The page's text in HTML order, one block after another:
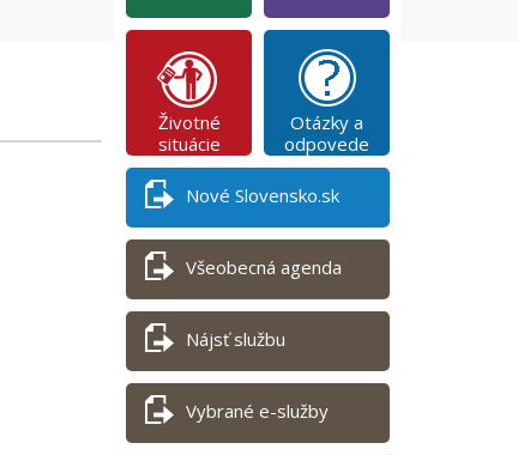
Životné
situácie
Otázky a
odpovede
Nové Slovensko.sk
Všeobecná agenda
Nájsť službu
Vybrané e-služby